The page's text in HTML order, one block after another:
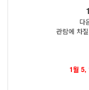
다
관람에 차
1월 5,